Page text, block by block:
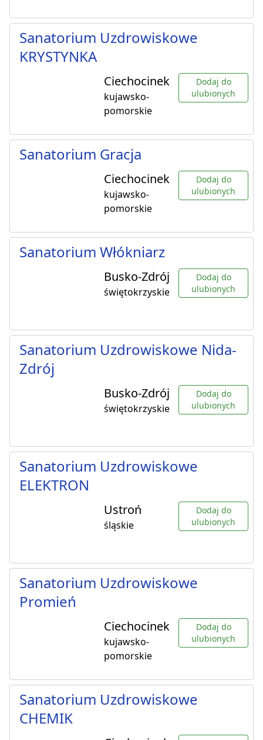
Sanatorium Uzdrowiskowe
KRYSTYNKA
Ciechocinek
kujawsko-
pomorskie
Dodaj do
ulubionych
Sanatorium Gracja
Ciechocinek
kujawsko-
pomorskie
Dodaj do
ulubionych
Sanatorium Włókniarz
Busko-Zdrój
świętokrzyskie
Dodaj do
ulubionych
Sanatorium Uzdrowiskowe Nida-
Zdrój
Busko-Zdrój
świętokrzyskie
Dodaj do
ulubionych
Sanatorium Uzdrowiskowe
ELEKTRON
Ustroń
śląskie
Dodaj do
ulubionych
Sanatorium Uzdrowiskowe
Promień
Ciechocinek
kujawsko-
pomorskie
Dodaj do
ulubionych
Sanatorium Uzdrowiskowe
CHEMIK